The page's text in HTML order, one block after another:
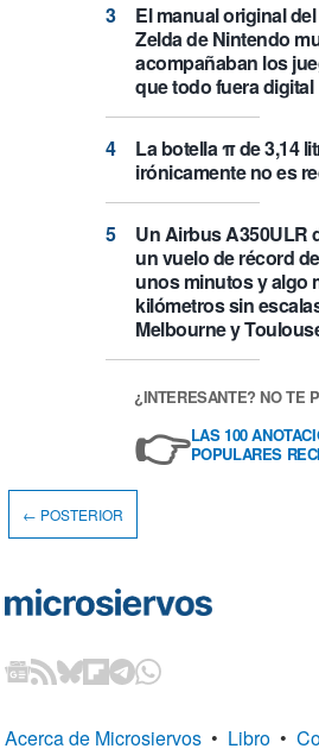
El manual original
Zelda de Nintendo
acompañaban los
que todo fuera digital
La botella π de 3,14
irónicamente no es
Un Airbus A350ULR
un vuelo de récord
unos minutos y algo
kilómetros sin
Melbourne y
¿INTERESANTE? NO TE
👉LAS 100
POPULARES
← POSTERIOR
Acerca de Microsiervos • Libro •